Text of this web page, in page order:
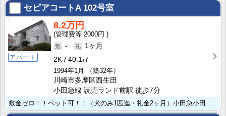
セピアコートA102号室
アパート
8.2万円
2000円
-
1ヶ月
2K
40.1㎡
1994年1月
（築32年）
川崎市多摩区西生田
小田急線 読売ランド前駅 徒歩7分
敷金ゼロ！！ペット可！！（犬のみ1匹迄・礼金2ヶ月）小田急小田原線 読売ランド前駅より徒歩6分、通勤･･･